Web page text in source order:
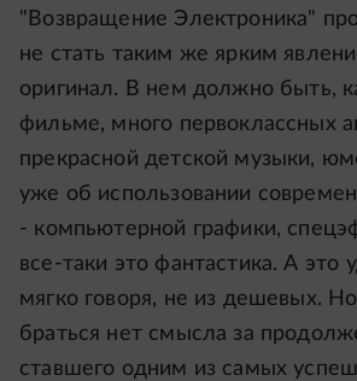
"Возвращение Электроника"
не стать таким же ярким
оригинал. В нем должно быть,
фильме, много первоклассных
прекрасной детской музыки,
уже об использовании
- компьютерной графики,
все-таки это фантастика. А это
мягко говоря, не из дешевых.
браться нет смысла за
ставшего одним из самых